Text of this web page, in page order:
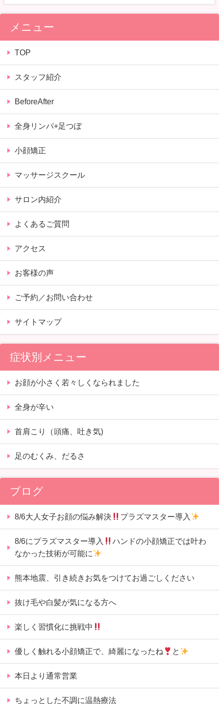
メニュー
TOP
スタッフ紹介
BeforeAfter
全身リンパ+足つぼ
小顔矯正
マッサージスクール
サロン内紹介
よくあるご質問
アクセス
お客様の声
ご予約／お問い合わせ
サイトマップ
症状別メニュー
お顔が小さく若々しくなられました
全身が辛い
首肩こり（頭痛、吐き気)
足のむくみ、だるさ
ブログ
8/6大人女子お顔の悩み解決 プラズマスター導入
8/6にプラズマスター導入
ハンドの小顔矯正では叶わ
なかった技術が可能に
熊本地震、引き続きお気をつけてお過ごしください
抜け毛や白髪が気になる方へ
楽しく習慣化に挑戦中
優しく触れる小顔矯正で、綺麗になったね と
本日より通常営業
ちょっとした不調に温熱療法